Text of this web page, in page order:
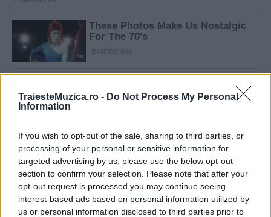
TraiesteMuzica.ro - Do Not Process My Personal
Information
If you wish to opt-out of the sale, sharing to third parties, or
processing of your personal or sensitive information for
targeted advertising by us, please use the below opt-out
section to confirm your selection. Please note that after your
opt-out request is processed you may continue seeing
interest-based ads based on personal information utilized by
us or personal information disclosed to third parties prior to